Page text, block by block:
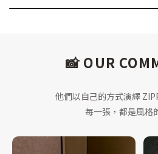
📸 OUR
他們以自己的方式演繹
每一張，都是風格